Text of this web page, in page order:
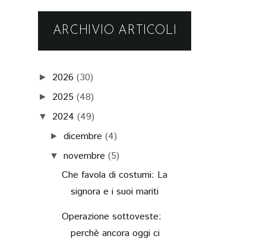
ARCHIVIO ARTICOLI
► 2026 (30)
► 2025 (48)
▼ 2024 (49)
►dicembre (4)
▼ novembre (5)
Che favola di costumi: La
signora e i suoi mariti
Operazione sottoveste:
perchè ancora oggi ci